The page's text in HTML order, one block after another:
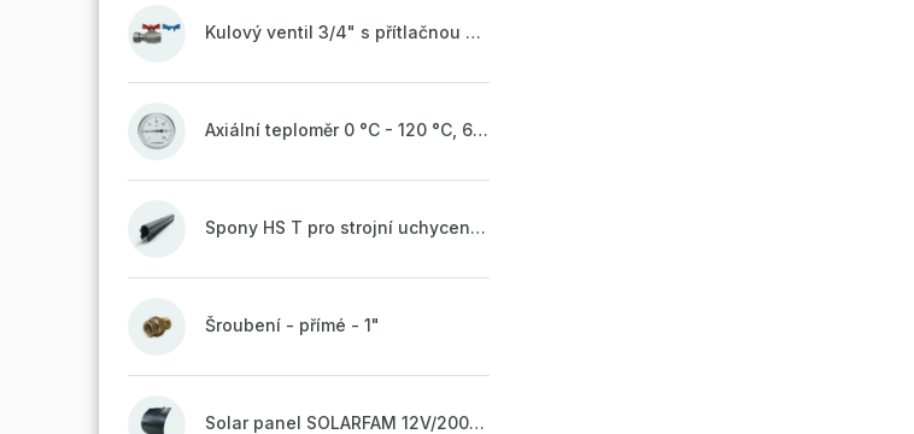
Kulový ventil 3/4" s přítlačnou maticí
Axiální teploměr 0 °C - 120 °C, 63 mm
Spony HS T pro strojní uchycení potrubí, svařené na vrchu do pasu
Šroubení - přímé - 1"
Solar panel SOLARFAM 12V/200W semi-flexible for balcony, fence